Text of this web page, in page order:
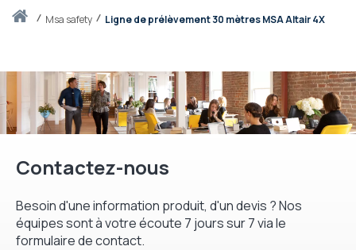
Accueilmsa safety Ligne de prélèvement 30 mètres MSA Altair 4X
Contactez-nous
Besoin d'une information produit, d'un devis ? Nos
équipes sont à votre écoute 7 jours sur 7 via le
formulaire de contact.